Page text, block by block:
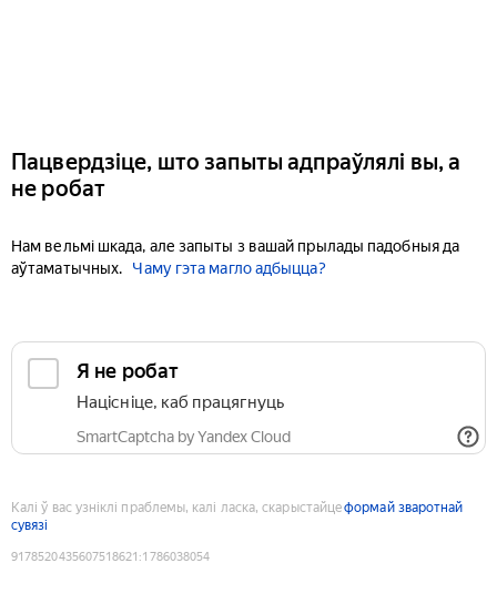
Пацвердзіце, што запыты адпраўлялі вы, а
не робат
Нам вельмі шкада, але запыты з вашай прылады падобныя да
аўтаматычных.
Чаму гэта магло адбыцца?
Я не робат
Націсніце, каб працягнуць
SmartCaptcha by Yandex Cloud
Калі ў вас узніклі праблемы, калі ласка, скарыстайцеформай зваротнай
сувязі
9178520435607518621 :1786038054